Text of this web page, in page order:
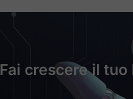
Fai crescere il